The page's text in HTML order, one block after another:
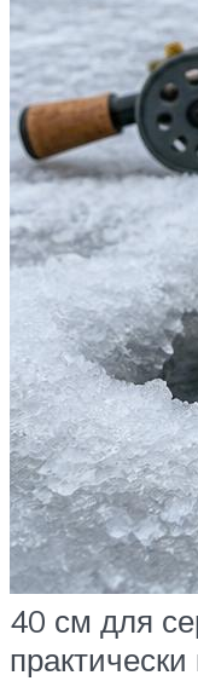
40 см для